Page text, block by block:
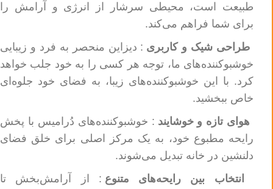
طبیعت است، محیطی سرشار از انرژی و آرامش را
برای شما فراهم می‌کند.
طراحی شیک و کاربری : دیزاین منحصر به فرد و زیبایی
خوشبوکننده‌های ما، توجه هر کسی را به خود جلب خواهد
کرد. با این خوشبوکننده‌های زیبا، به فضای خود جلوه‌ای
خاص ببخشید.
هوای تازه و خوشایند : خوشبوکننده‌های دُرامیس با پخش
رایحه مطبوع خود، به یک مرکز اصلی برای خلق فضای
دلنشین در خانه تبدیل می‌شوند.
انتخاب بین رایحه‌های متنوع : از آرامش‌بخش تا